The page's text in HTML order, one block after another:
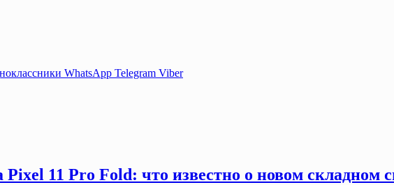
WhatsApp Telegram Viber
Pixel 11 Pro Fold: что известно о новом складном